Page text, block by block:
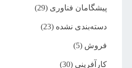
پیشگامان فناوری (29)
دسته‌بندی نشده (23)
فروش (5)
کارآفرینی (30)